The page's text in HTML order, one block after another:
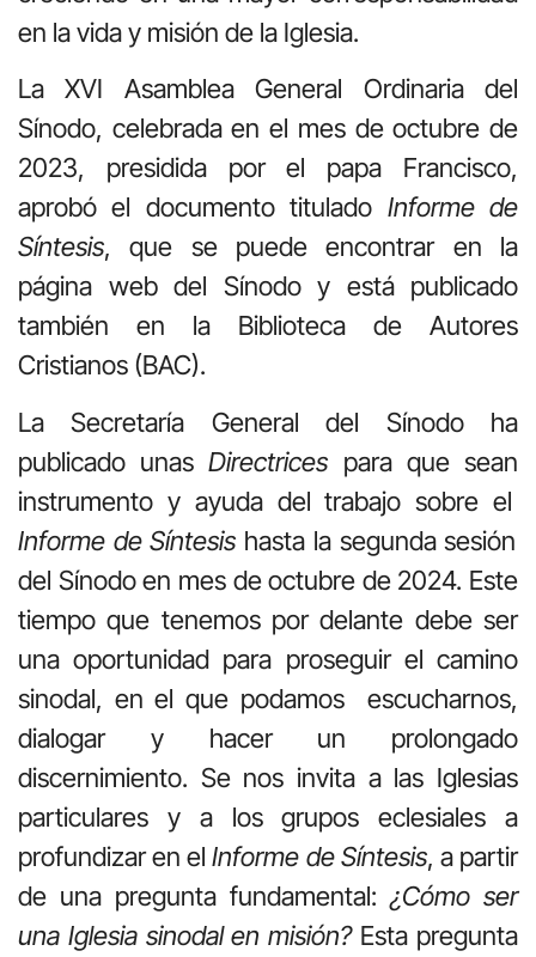
en la vida y misión de la Iglesia.
La XVI Asamblea General Ordinaria del
Sínodo, celebrada en el mes de octubre de
2023, presidida por el papa Francisco,
aprobó el documento titulado Informe de
Síntesis, que se puede encontrar en la
página web del Sínodo y está publicado
también en la Biblioteca de Autores
Cristianos (BAC).
La Secretaría General del Sínodo ha
publicado unasDirectrices para que sean
instrumento y ayuda del trabajo sobre el
Informe de Síntesis hasta la segunda sesión
del Sínodo en mes de octubre de 2024. Este
tiempo que tenemos por delante debe ser
una oportunidad para proseguir el camino
sinodal, en el que podamos escucharnos,
dialogar y hacer un prolongado
discernimiento. Se nos invita a las Iglesias
particulares y a los grupos eclesiales a
profundizar en elInforme de Síntesis, a partir
de una pregunta fundamental: ¿Cómo ser
una Iglesia sinodal en misión?Esta pregunta